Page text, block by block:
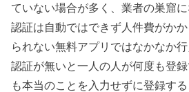
ていない場合が多く、業者の巣窟
認証は自動ではできず人件費がか
られない無料アプリではなかなか
認証が無いと一人の人が何度も登
も本当のことを入力せずに登録す